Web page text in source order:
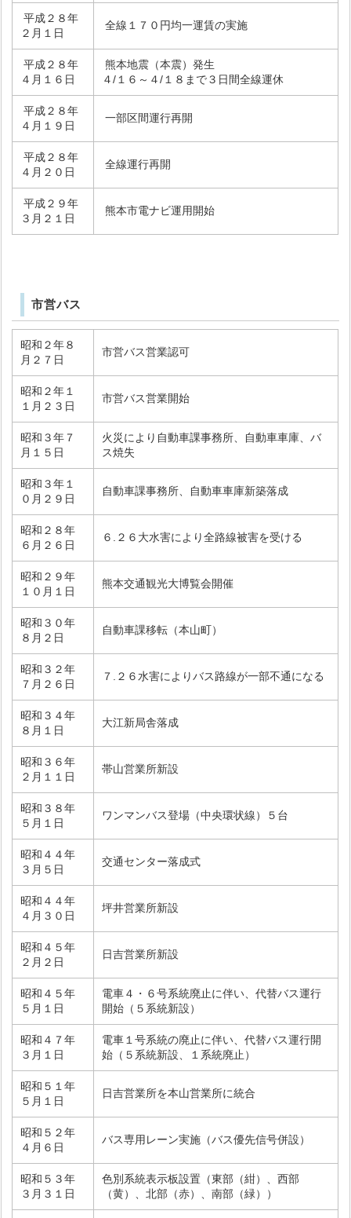
平成２８年
２月１日
全線１７０円均一運賃の実施
平成２８年
４月１６日
熊本地震（本震）発生
４/１６～４/１８まで３日間全線運休
平成２８年
４月１９日
一部区間運行再開
平成２８年
４月２０日
全線運行再開
平成２９年
３月２１日
熊本市電ナビ運用開始
市営バス
昭和２年８
月２７日
市営バス営業認可
昭和２年１
１月２３日
市営バス営業開始
昭和３年７
月１５日
火災により自動車課事務所、自動車車庫、バ
ス焼失
昭和３年１
０月２９日
自動車課事務所、自動車車庫新築落成
昭和２８年
６月２６日
６.２６大水害により全路線被害を受ける
昭和２９年
１０月１日
熊本交通観光大博覧会開催
昭和３０年
８月２日
自動車課移転（本山町）
昭和３２年
７月２６日
７.２６水害によりバス路線が一部不通になる
昭和３４年
８月１日
大江新局舎落成
昭和３６年
２月１１日
帯山営業所新設
昭和３８年
５月１日
ワンマンバス登場（中央環状線）５台
昭和４４年
３月５日
交通センター落成式
昭和４４年
４月３０日
坪井営業所新設
昭和４５年
２月２日
日吉営業所新設
昭和４５年
５月１日
電車４・６号系統廃止に伴い、代替バス運行
開始（５系統新設）
昭和４７年
３月１日
電車１号系統の廃止に伴い、代替バス運行開
始（５系統新設、１系統廃止）
昭和５１年
５月１日
日吉営業所を本山営業所に統合
昭和５２年
４月６日
バス専用レーン実施（バス優先信号併設）
昭和５３年
３月３１日
色別系統表示板設置（東部（紺）、西部
（黄）、北部（赤）、南部（緑））